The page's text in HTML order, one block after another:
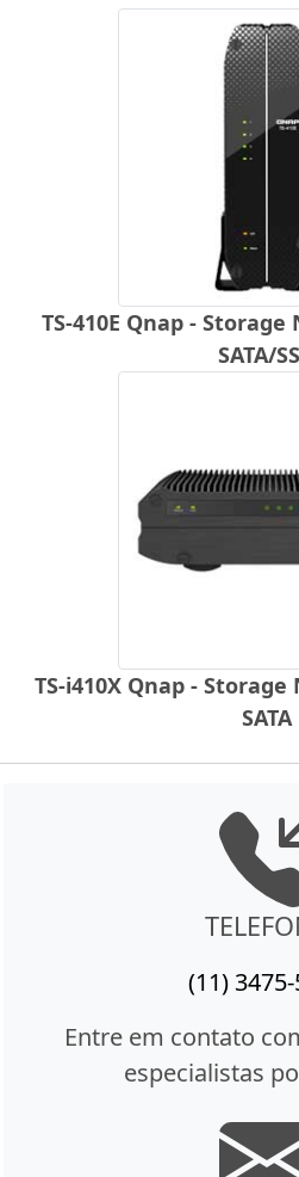
TS-410E Qnap - Storage
SATA/
TS-i410X Qnap - Storage
SATA
(11)
Entre em contato
especialistas